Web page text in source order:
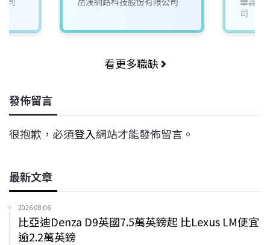
司
看更多職缺
發佈留言
很抱歉，必須登入網站才能發佈留言。
最新文章
2026-08-06
比亞迪Denza D9英國7.5萬英鎊起 比Lexus LM便宜
逾2.2萬英鎊